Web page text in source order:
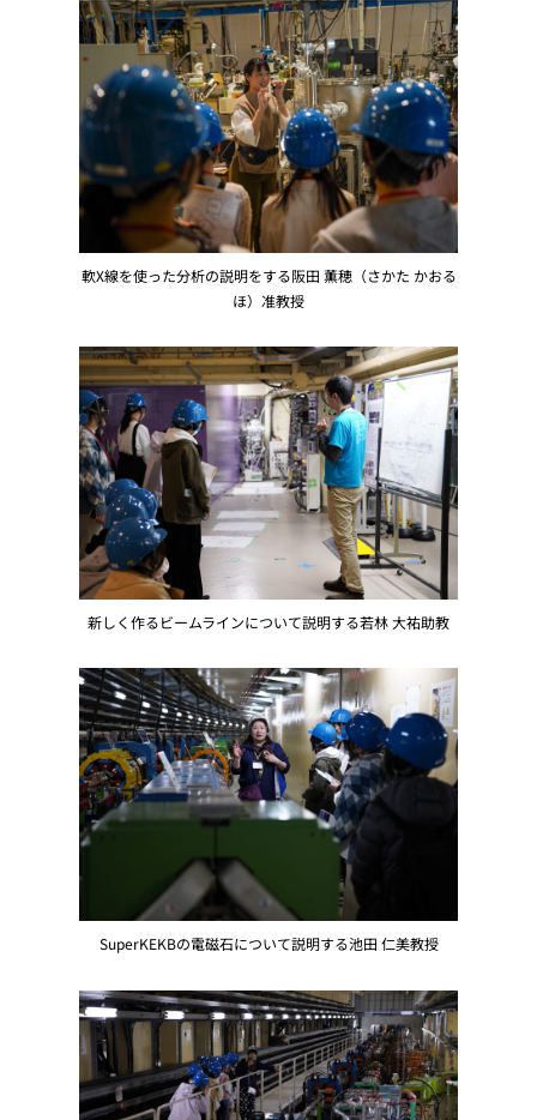
軟X線を使った分析の説明をする阪田 薫穂（さかた かおる
ほ）准教授
新しく作るビームラインについて説明する若林 大祐助教
SuperKEKBの電磁石について説明する池田 仁美教授